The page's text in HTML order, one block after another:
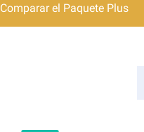
Comparar el Paquete Plus